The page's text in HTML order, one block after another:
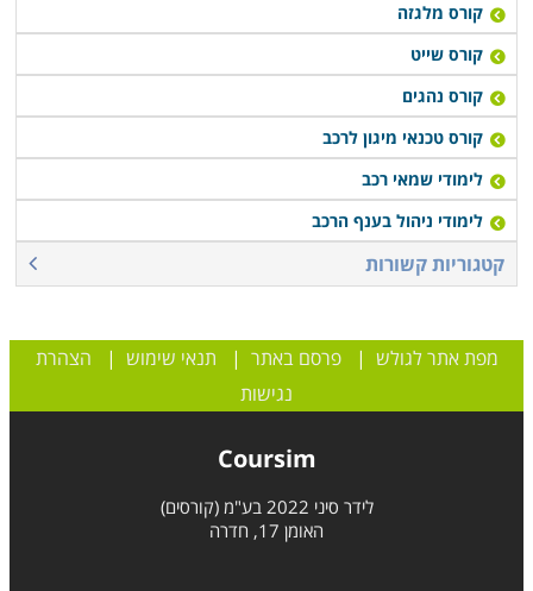
קורס מלגזה
קורס שייט
קורס נהגים
קורס טכנאי מיגון לרכב
לימודי שמאי רכב
לימודי ניהול בענף הרכב
קטגוריות קשורות
מפת אתר לגולש |פרסם באתר | תנאי שימוש | הצהרת
נגישות
Coursim
לידר סיני 2022 בע"מ (קורסים)
האומן 17, חדרה